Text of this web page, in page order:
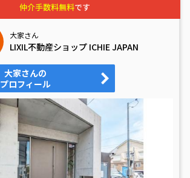
仲介手数料無料です
大家さん
LIXIL不動産ショップ ICHIE JAPAN
大家さんの
プロフィール